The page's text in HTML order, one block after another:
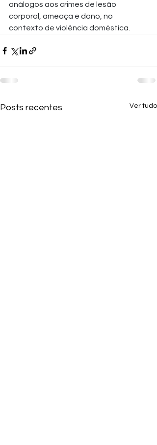
análogos aos crimes de lesão
corporal, ameaça e dano, no
contexto de violência doméstica.
Posts recentes Ver tudo